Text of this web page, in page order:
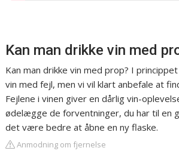
Kan man drikke vin med
Kan man drikke vin med prop? I
vin med fejl, men vi vil klart anbefale at
Fejlene i vinen giver en dårlig vin-
ødelægge de forventninger, du har til en
det være bedre at åbne en ny flaske.
Anmodning om fjernelse